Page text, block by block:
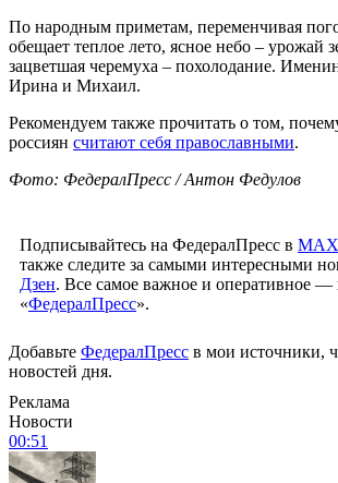
По народным приметам, переменчивая
обещает теплое лето, ясное небо – урожай
зацветшая черемуха – похолодание.
Ирина и Михаил.
Рекомендуем также прочитать о том,
россиян считают себя православными.
Фото: ФедералПресс / Антон Федулов
Подписывайтесь на ФедералПресс в МАХ
также следите за самыми интересными
Дзен. Все самое важное и оперативное —
«ФедералПресс».
Добавьте ФедералПресс в мои источники,
новостей дня.
Реклама
Новости
00:51